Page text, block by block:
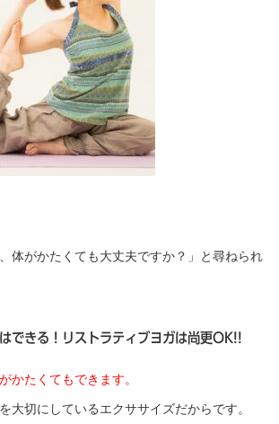
体がかたくても大丈夫ですか？」と尋ねられ
できる！リストラティブヨガは尚更OK!!
かたくてもできます。
大切にしているエクササイズだからです。